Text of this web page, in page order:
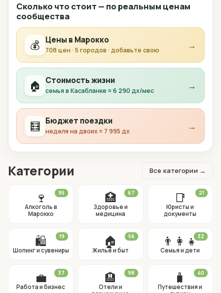
Сколько что стоит — по реальным ценам
сообщества
💰 Цены в Марокко
708 цен · 5 городов · добавьте свою →
🏠 Стоимость жизни
семья в Касабланке ≈ 6 290 дх/мес →
🧮 Бюджет поездки
неделя на двоих ≈ 7 995 дх →
Категории Все категории →
🍷
Алкоголь в
Марокко
95 🏥
Здоровье и
медицина
67 📑
Юристы и
документы
21
🛍
Шопинг и сувениры
19 🏠
Жильё и быт
56 👨‍👩‍👧
Семья и дети
32
💼
Работа и бизнес
37 🏨
Отели и
98 🧳
Путешествия и
40